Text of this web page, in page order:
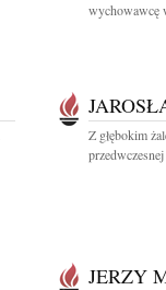
wychowawcę
Z głębokim
JERZY